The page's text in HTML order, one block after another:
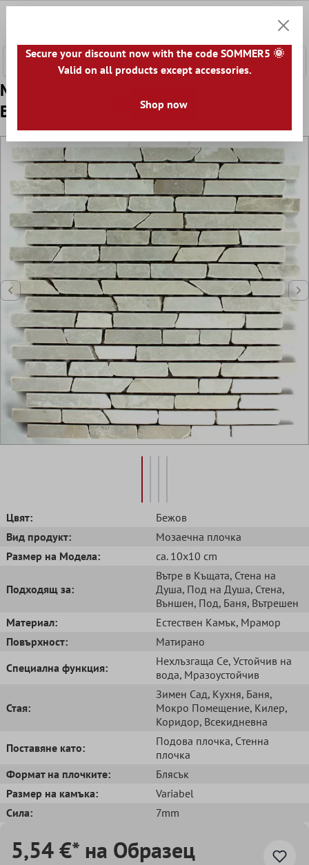
Mодел от Мрамор Mозаечни Плочки
Бежово Sticks
Цвят:
Бежов
Вид продукт:
Mозаечна плочка
Размер на Модела:
ca. 10x10 cm
Подходящ за:
Вътре в Къщата, Стена на
Душа, Под на Душа, Стена,
Външен, Под, Баня, Вътрешен
Mатериал:
Естествен Kамък, Мрамор
Повърхност:
Матирано
Специална функция:
Нехлъзгаща Cе, Устойчив на
вода, Мразоустойчив
Стая:
Зимен Сад, Кухня, Баня,
Мокро Помещение, Килер,
Коридор, Всекидневна
Поставяне като:
Подова плочка, Cтенна
плочка
Формат на плочките:
Блясък
Размер на камъка:
Variabel
Сила:
7mm
5,54 €* на Образец
Secure your discount now with the code SOMMER5 🌞
Valid on all products except accessories.
Shop now